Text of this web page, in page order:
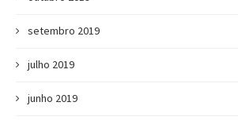
setembro 2019
julho 2019
junho 2019